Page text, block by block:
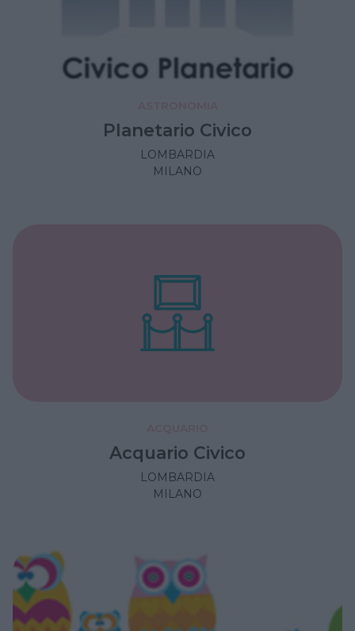
Planetario Civico
LOMBARDIA
MILANO
Acquario Civico
LOMBARDIA
MILANO